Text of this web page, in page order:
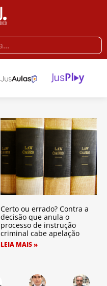
Certo ou errado? Contra a
decisão que anula o
processo de instrução
criminal cabe apelação
LEIA MAIS »